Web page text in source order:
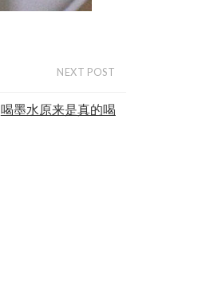
NEXT POST
喝墨水原来是真的喝